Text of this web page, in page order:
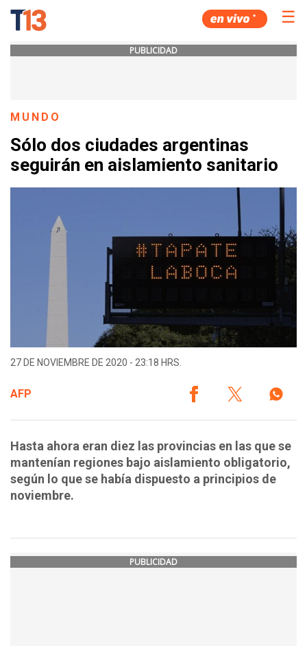
☰
PUBLICIDAD
MUNDO
Sólo dos ciudades argentinas
seguirán en aislamiento sanitario
27 DE NOVIEMBRE DE 2020 - 23:18 HRS.
AFP
Hasta ahora eran diez las provincias en las que se
mantenían regiones bajo aislamiento obligatorio,
según lo que se había dispuesto a principios de
noviembre.
PUBLICIDAD